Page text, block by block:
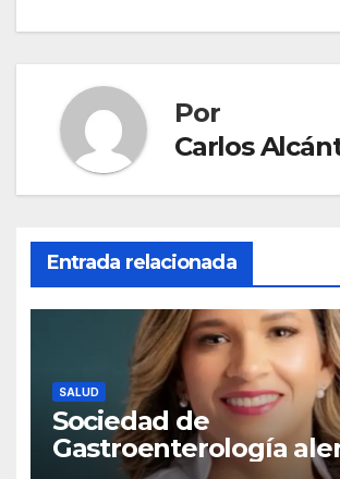
Por
Carlos
Entrada relacionada
SALUD
Sociedad de
Gastroenterología